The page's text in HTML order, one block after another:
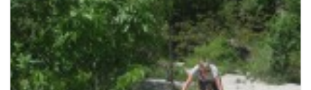
i
g